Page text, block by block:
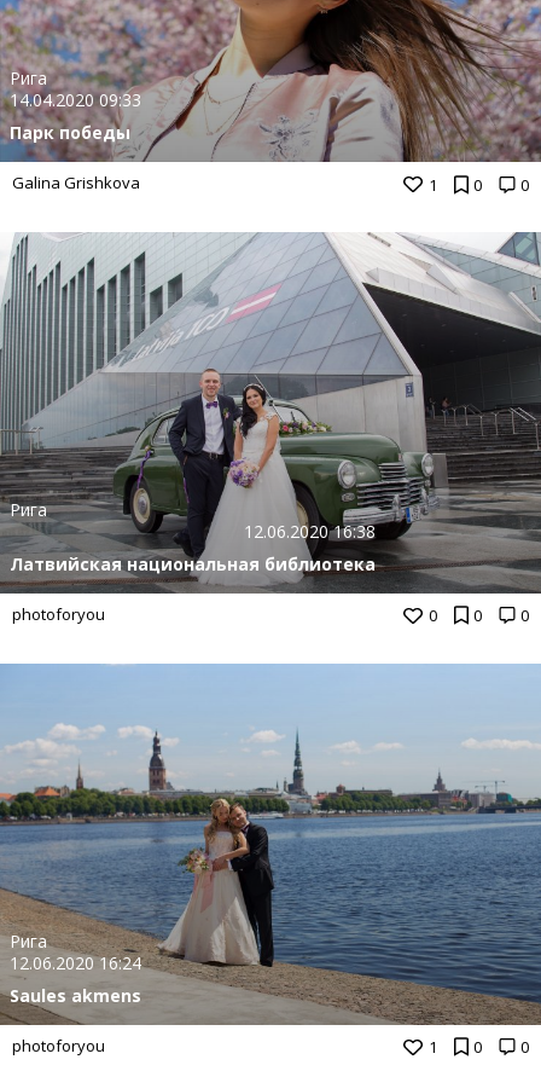
1 0 0
Рига
14.04.2020 09:33
Парк победы
Galina Grishkova
0 0 0
Рига
12.06.2020 16:38
Латвийская национальная библиотека
photoforyou
1 0 0
Рига
12.06.2020 16:24
Saules akmens
photoforyou